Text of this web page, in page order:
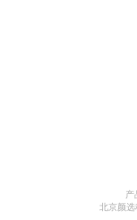
产
北京颜